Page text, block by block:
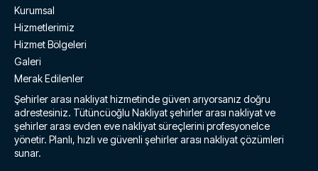
Kurumsal
Hizmetlerimiz
Hizmet Bölgeleri
Galeri
Merak Edilenler
Şehirler arası nakliyat hizmetinde güven arıyorsanız doğru
adrestesiniz. Tütüncüoğlu Nakliyat şehirler arası nakliyat ve
şehirler arası evden eve nakliyat süreçlerini profesyonelce
yönetir. Planlı, hızlı ve güvenli şehirler arası nakliyat çözümleri
sunar.